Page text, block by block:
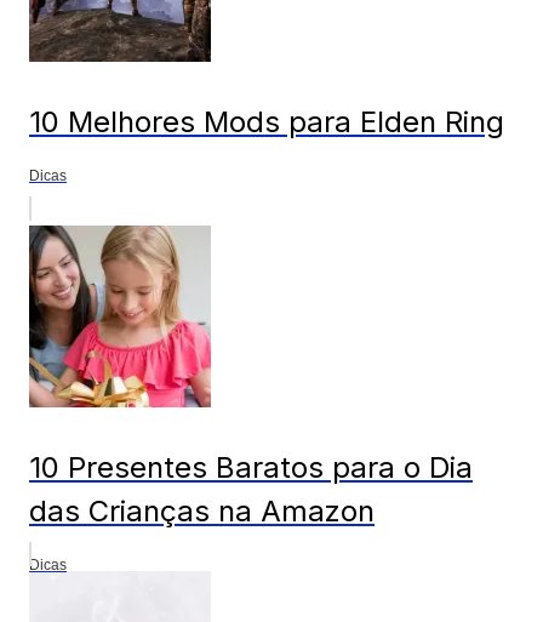
10 Melhores Mods para Elden Ring
Dicas
10 Presentes Baratos para o Dia
das Crianças na Amazon
Dicas